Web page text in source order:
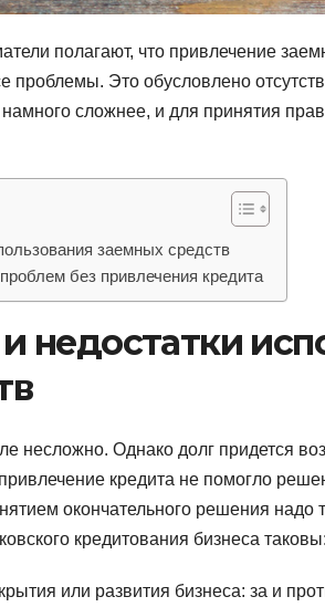
полагают, что привлечение
проблемы. Это обусловлено
намного сложнее, и для принятия
заемных средств
без привлечения кредита
недостатки
несложно. Однако долг придется
кредита не помогло
окончательного решения
кредитования бизнеса таковы: